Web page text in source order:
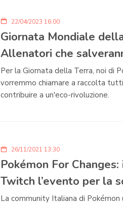
22/04/2023 16:00
Giornata Mondiale
Allenatori che
Per la Giornata della Terra, noi di
vorremmo chiamare a raccolta
contribuire a un'eco-rivoluzione.
26/11/2021 13:30
Pokémon For
Twitch l’evento per la
La community Italiana di Pokémon